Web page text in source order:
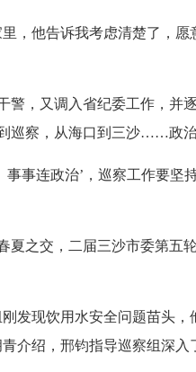
他告诉我考虑清楚了，愿
又调入省纪委工作，并
巡察，从海口到三沙……政治
连政治’，巡察工作要坚
之交，二届三沙市委第五
现饮用水安全问题苗头，
介绍，邢钧指导巡察组深